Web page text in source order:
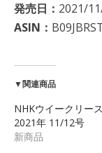
発売日： 2021/
ASIN：
▼関連商品
NHKウイークリー
2021年 11/12号
新商品